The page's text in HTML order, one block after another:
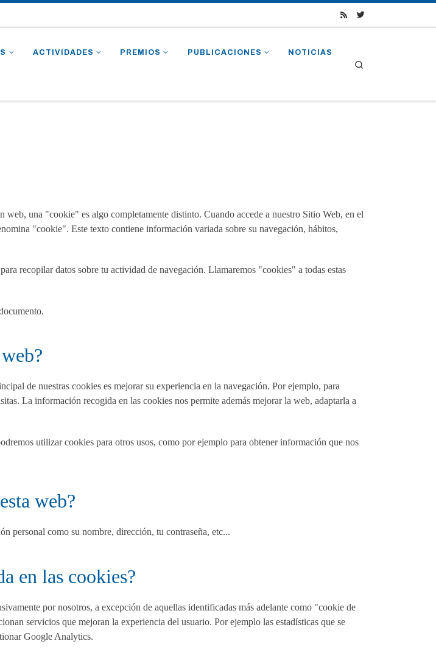
ACTIVIDADES PREMIOS PUBLICACIONES NOTICIAS
una "cookie" es algo completamente distinto. Cuando accede a nuestro Sitio Web, en el
"cookie". Este texto contiene información variada sobre su navegación, hábitos,
recopilar datos sobre tu actividad de navegación. Llamaremos "cookies" a todas estas
de nuestras cookies es mejorar su experiencia en la navegación. Por ejemplo, para
La información recogida en las cookies nos permite además mejorar la web, adaptarla a
utilizar cookies para otros usos, como por ejemplo para obtener información que nos
web?
personal como su nombre, dirección, tu contraseña, etc...
en las cookies?
por nosotros, a excepción de aquellas identificadas más adelante como "cookie de
servicios que mejoran la experiencia del usuario. Por ejemplo las estadísticas que se
Google Analytics.